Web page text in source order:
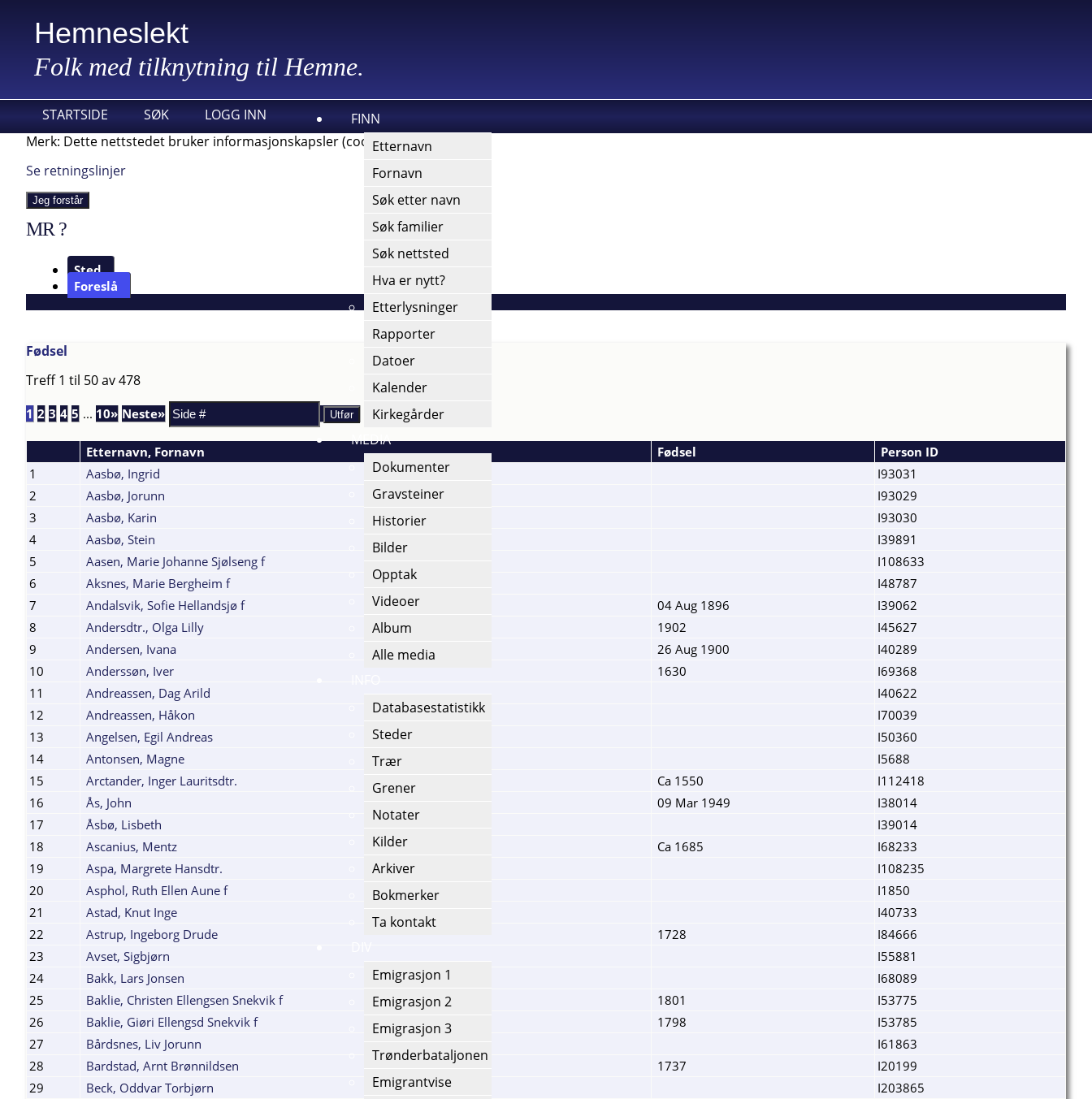
Hemneslekt
Folk med tilknytning til Hemne.
STARTSIDE SØK LOGG INN
FINN
Etternavn
Fornavn
Søk etter navn
Søk familier
Søk nettsted
Hva er nytt?
Etterlysninger
Rapporter
Datoer
Kalender
Kirkegårder
MEDIA
Dokumenter
Gravsteiner
Historier
Bilder
Opptak
Videoer
Album
Alle media
Databasestatistikk
Steder
Trær
Grener
Notater
Kilder
Arkiver
Bokmerker
Ta kontakt
Emigrasjon 1
Emigrasjon 2
Emigrasjon 3
Trønderbataljonen
Emigrantvise
Merk: Dette nettstedet bruker informasjonskapsler (cookies).
Se retningslinjer
Jeg forstår
MR ?
Sted
Foreslå
Fødsel
Treff 1 til 50 av 478
1 2 3 4 5 ... 10» Neste»
Etternavn, Fornavn Fødsel
Person ID
1
Aasbø, Ingrid
I93031
2
Aasbø, Jorunn
I93029
3
Aasbø, Karin
I93030
4
Aasbø, Stein
I39891
5
Aasen, Marie Johanne Sjølseng f
I108633
6
Aksnes, Marie Bergheim f
I48787
7
Andalsvik, Sofie Hellandsjø f 04 Aug 1896
I39062
8
Andersdtr., Olga Lilly 1902
I45627
9
Andersen, Ivana 26 Aug 1900
I40289
10
Anderssøn, Iver 1630
I69368
11
Andreassen, Dag Arild
I40622
12
Andreassen, Håkon
I70039
13
Angelsen, Egil Andreas
I50360
14
Antonsen, Magne
I5688
15
Arctander, Inger Lauritsdtr. Ca 1550
I112418
16
Ås, John 09 Mar 1949
I38014
17
Åsbø, Lisbeth
I39014
18
Ascanius, Mentz Ca 1685
I68233
19
Aspa, Margrete Hansdtr.
I108235
20
Asphol, Ruth Ellen Aune f
I1850
21
Astad, Knut Inge
I40733
22
Astrup, Ingeborg Drude 1728
I84666
23
Avset, Sigbjørn
I55881
24
Bakk, Lars Jonsen
I68089
25
Baklie, Christen Ellengsen Snekvik f 1801
I53775
26
Baklie, Giøri Ellengsd Snekvik f 1798
I53785
27
Bårdsnes, Liv Jorunn
I61863
28
Bardstad, Arnt Brønnildsen 1737
I20199
29
Beck, Oddvar Torbjørn
I203865